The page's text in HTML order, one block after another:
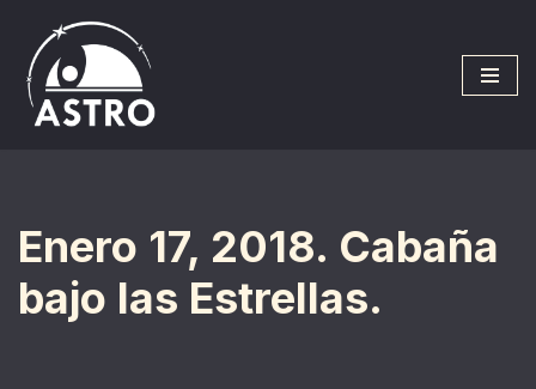
Saltar
al
contenido
Enero 17, 2018. Cabaña
bajo las Estrellas.